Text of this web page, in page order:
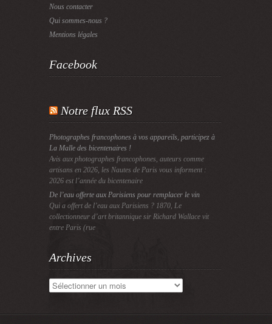
Nous contacter
Qui sommes-nous ?
Mentions légales
Facebook
Notre flux RSS
Photographes francophones à vos appareils, participez à
La Malle des bicentenaires !
Avis aux photographes francophones, auteurs comme
artisans en 2026, les Nautes de Paris vous informent :
2026 est l’année du bicentenaire
De l’eau offerte aux Parisiens pour remplacer le vin
Qui a offert de l’eau aux Parisiens ? 1870, Le
collectionneur d’art britannique sir Richard Wallace vit
entre Paris (rue
Archives
Archives